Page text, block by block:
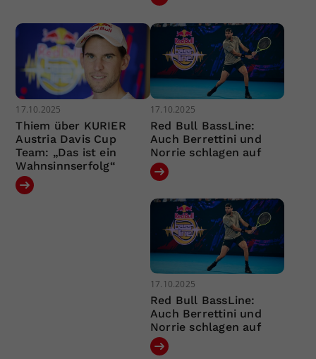
17.10.2025
Thiem über KURIER
Austria Davis Cup
Team: „Das ist ein
Wahnsinnserfolg“
17.10.2025
Red Bull BassLine:
Auch Berrettini und
Norrie schlagen auf
17.10.2025
Red Bull BassLine:
Auch Berrettini und
Norrie schlagen auf